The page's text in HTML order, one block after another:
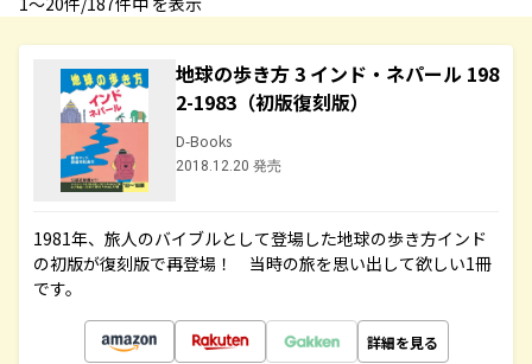
地球の歩き方 3 インド・ネパール 198
2-1983（初版復刻版）
D-Books
2018.12.20 発売
1981年、旅人のバイブルとして登場した地球の歩き方インド
の初版が復刻版で再登場！ 当時の旅を思い出して欲しい1冊
です。
詳細を見る